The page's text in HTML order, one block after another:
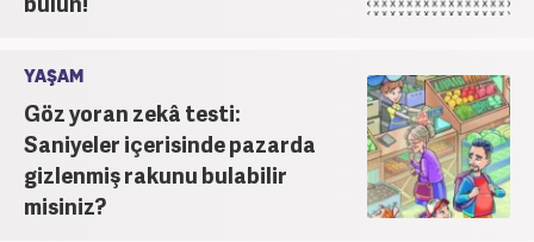
YAŞAM
Göz yoran zekâ testi:
Saniyeler içerisinde pazarda
gizlenmiş rakunu bulabilir
misiniz?